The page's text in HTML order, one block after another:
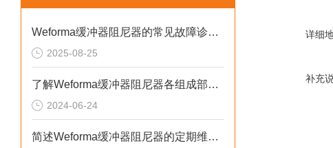
Weforma缓冲器阻尼器的常见故障诊断及解决方法分享
2025-08-25
了解Weforma缓冲器阻尼器各组成部件功能特点才能更好的使用它
2024-06-24
简述Weforma缓冲器阻尼器的定期维护保养方法
详细
补充